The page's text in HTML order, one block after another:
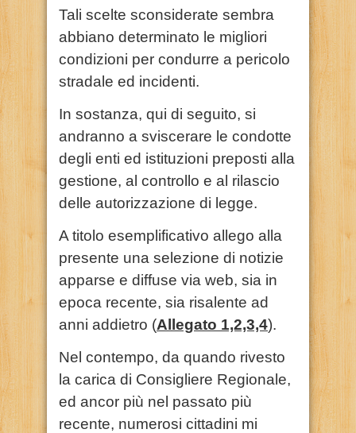
Tali scelte sconsiderate sembra
abbiano determinato le migliori
condizioni per condurre a pericolo
stradale ed incidenti.
In sostanza, qui di seguito, si
andranno a sviscerare le condotte
degli enti ed istituzioni preposti alla
gestione, al controllo e al rilascio
delle autorizzazione di legge.
A titolo esemplificativo allego alla
presente una selezione di notizie
apparse e diffuse via web, sia in
epoca recente, sia risalente ad
anni addietro (Allegato 1,2,3,4).
Nel contempo, da quando rivesto
la carica di Consigliere Regionale,
ed ancor più nel passato più
recente, numerosi cittadini mi